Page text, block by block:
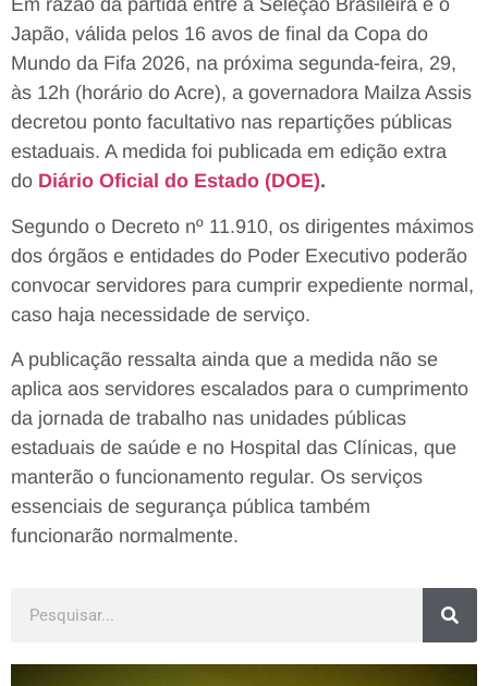
Em razão da partida entre a Seleção Brasileira e o
Japão, válida pelos 16 avos de final da Copa do
Mundo da Fifa 2026, na próxima segunda-feira, 29,
às 12h (horário do Acre), a governadora Mailza Assis
decretou ponto facultativo nas repartições públicas
estaduais. A medida foi publicada em edição extra
do Diário Oficial do Estado (DOE).
Segundo o Decreto nº 11.910, os dirigentes máximos
dos órgãos e entidades do Poder Executivo poderão
convocar servidores para cumprir expediente normal,
caso haja necessidade de serviço.
A publicação ressalta ainda que a medida não se
aplica aos servidores escalados para o cumprimento
da jornada de trabalho nas unidades públicas
estaduais de saúde e no Hospital das Clínicas, que
manterão o funcionamento regular. Os serviços
essenciais de segurança pública também
funcionarão normalmente.